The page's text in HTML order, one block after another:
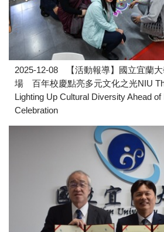
2025-12-08
【活動報導】國立宜蘭
場 百年校慶點亮多元文化之光NIU
Lighting Up Cultural Diversity Ahead of
Celebration